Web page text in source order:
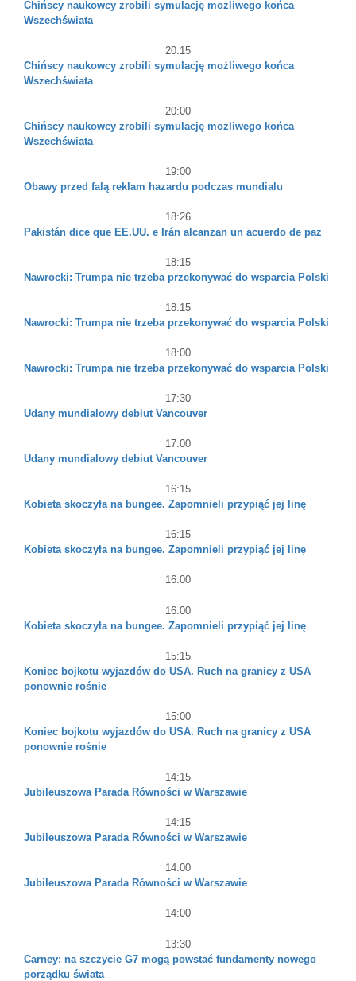
Chińscy naukowcy zrobili symulację możliwego końca
Wszechświata
20:15
Chińscy naukowcy zrobili symulację możliwego końca
Wszechświata
20:00
Chińscy naukowcy zrobili symulację możliwego końca
Wszechświata
19:00
Obawy przed falą reklam hazardu podczas mundialu
18:26
Pakistán dice que EE.UU. e Irán alcanzan un acuerdo de paz
18:15
Nawrocki: Trumpa nie trzeba przekonywać do wsparcia Polski
18:15
Nawrocki: Trumpa nie trzeba przekonywać do wsparcia Polski
18:00
Nawrocki: Trumpa nie trzeba przekonywać do wsparcia Polski
17:30
Udany mundialowy debiut Vancouver
17:00
Udany mundialowy debiut Vancouver
16:15
Kobieta skoczyła na bungee. Zapomnieli przypiąć jej linę
16:15
Kobieta skoczyła na bungee. Zapomnieli przypiąć jej linę
16:00
16:00
Kobieta skoczyła na bungee. Zapomnieli przypiąć jej linę
15:15
Koniec bojkotu wyjazdów do USA. Ruch na granicy z USA
ponownie rośnie
15:00
Koniec bojkotu wyjazdów do USA. Ruch na granicy z USA
ponownie rośnie
14:15
Jubileuszowa Parada Równości w Warszawie
14:15
Jubileuszowa Parada Równości w Warszawie
14:00
Jubileuszowa Parada Równości w Warszawie
14:00
13:30
Carney: na szczycie G7 mogą powstać fundamenty nowego
porządku świata